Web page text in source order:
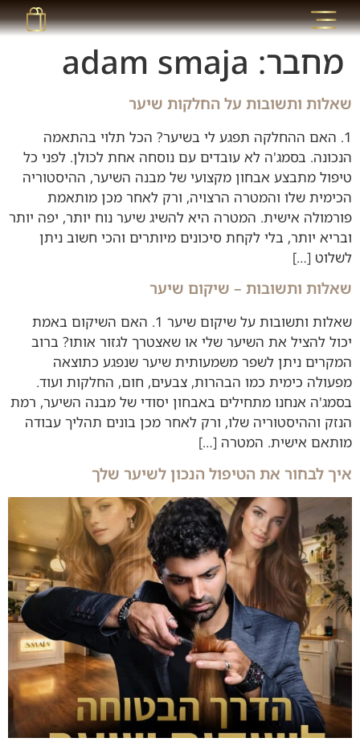
מחבר: adam smaja
שאלות ותשובות על החלקות שיער
1. האם ההחלקה תפגע לי בשיער? הכל תלוי בהתאמה
הנכונה. בסמג'ה לא עובדים עם נוסחה אחת לכולן. לפני כל
טיפול מתבצע אבחון מקצועי של מבנה השיער, ההיסטוריה
הכימית שלו והמטרה הרצויה, ורק לאחר מכן מותאמת
פורמולה אישית. המטרה היא להשיג שיער נוח יותר, יפה יותר
ובריא יותר, בלי לקחת סיכונים מיותרים והכי חשוב ניתן
לשלוט […]
שאלות ותשובות – שיקום שיער
שאלות ותשובות על שיקום שיער 1. האם השיקום באמת
יכול להציל את השיער שלי או שאצטרך לגזור אותו? ברוב
המקרים ניתן לשפר משמעותית שיער שנפגע כתוצאה
מפעולה כימית כמו הבהרות, צבעים, חום, החלקות ועוד.
בסמג'ה אנחנו מתחילים באבחון יסודי של מבנה השיער, רמת
הנזק וההיסטוריה שלו, ורק לאחר מכן בונים תהליך עבודה
מותאם אישית. המטרה […]
איך לבחור את הטיפול הנכון לשיער שלך